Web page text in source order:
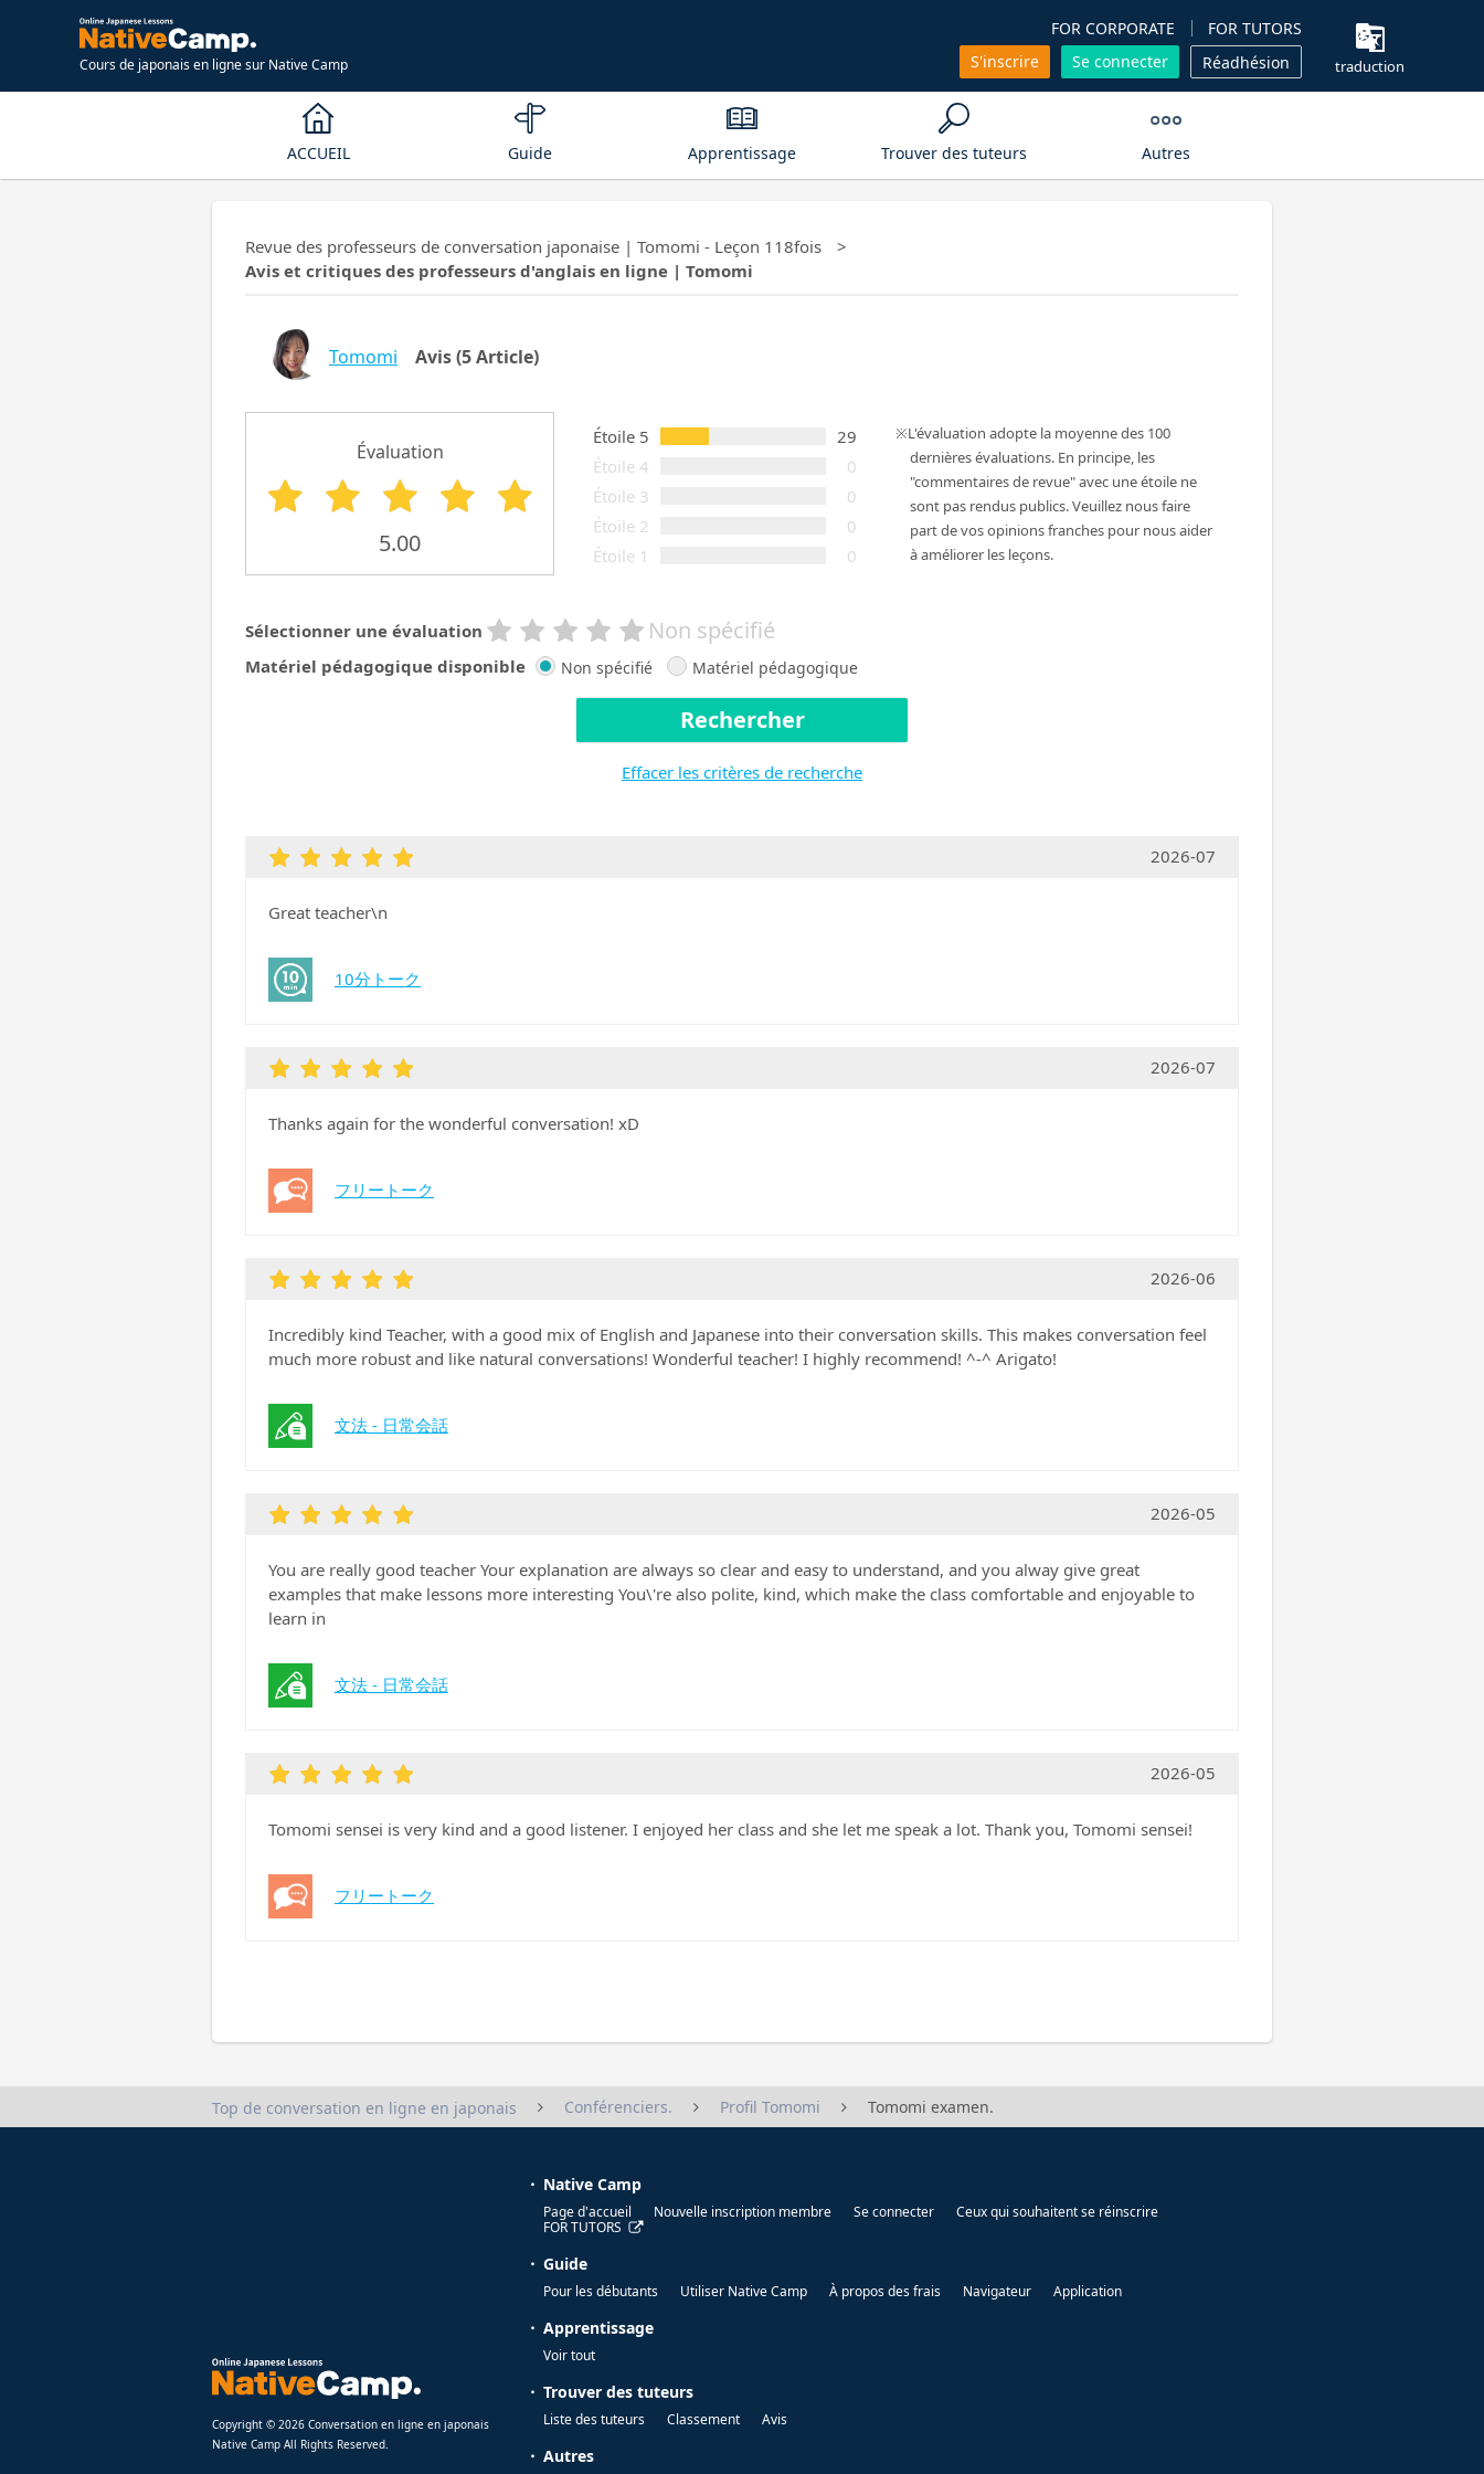
Cours de japonais en ligne sur Native Camp
FOR CORPORATE
FOR TUTORS
S'inscrire
Se connecter Réadhésion traduction
ACCUEIL Guide Apprentissage Trouver des tuteurs Autres
Revue des professeurs de conversation japonaise | Tomomi - Leçon 118fois
Avis et critiques des professeurs d'anglais en ligne | Tomomi
Tomomi Avis(5 Article)
Évaluation
5.00
Étoile 5
29
Étoile 4
0
Étoile 3
0
Étoile 2
0
Étoile 1
0
L'évaluation adopte la moyenne des 100
dernières évaluations. En principe, les
"commentaires de revue" avec une étoile ne
sont pas rendus publics. Veuillez nous faire
part de vos opinions franches pour nous aider
à améliorer les leçons.
Sélectionner une évaluation Non spécifié
Matériel pédagogique disponible Non spécifié Matériel pédagogique
Rechercher
Effacer les critères de recherche
2026-07
Great teacher\n
10分トーク
2026-07
Thanks again for the wonderful conversation! xD
フリートーク
2026-06
Incredibly kind Teacher, with a good mix of English and Japanese into their conversation skills. This makes conversation feel
much more robust and like natural conversations! Wonderful teacher! I highly recommend! ^-^ Arigato!
文法 - 日常会話
2026-05
You are really good teacher Your explanation are always so clear and easy to understand, and you alway give great
examples that make lessons more interesting You\'re also polite, kind, which make the class comfortable and enjoyable to
learn in
文法 - 日常会話
2026-05
Tomomi sensei is very kind and a good listener. I enjoyed her class and she let me speak a lot. Thank you, Tomomi sensei!
フリートーク
Top de conversation en ligne en japonais Conférenciers. Profil Tomomi Tomomi examen.
Copyright © 2026 Conversation en ligne en japonais
Native Camp All Rights Reserved.
Native Camp
Page d'accueil Nouvelle inscription membre Se connecter
Ceux qui souhaitent se réinscrire
FOR TUTORS
Guide
Pour les débutants Utiliser Native Camp À propos des frais Navigateur Application
Apprentissage
Voir tout
Trouver des tuteurs
Liste des tuteurs Classement Avis
Autres